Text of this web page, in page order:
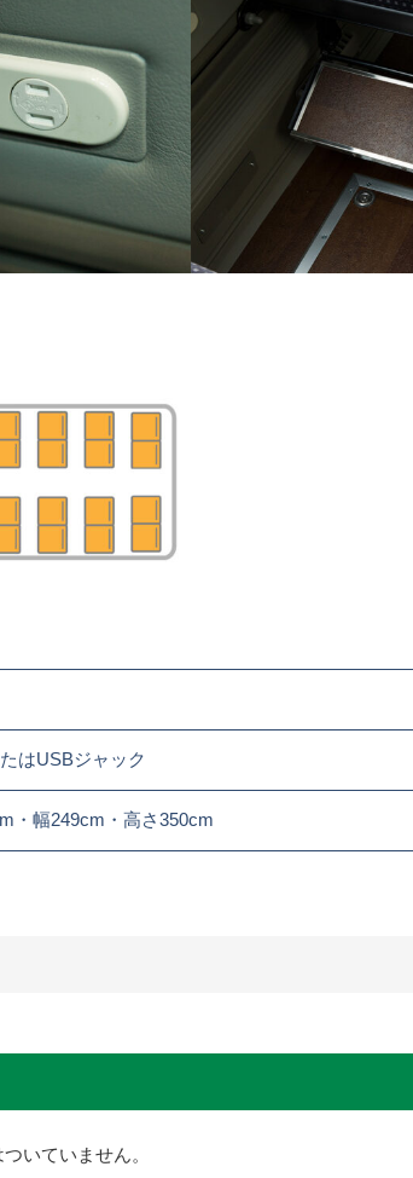
はUSBジャック
・幅249cm・高さ350cm
いていません。